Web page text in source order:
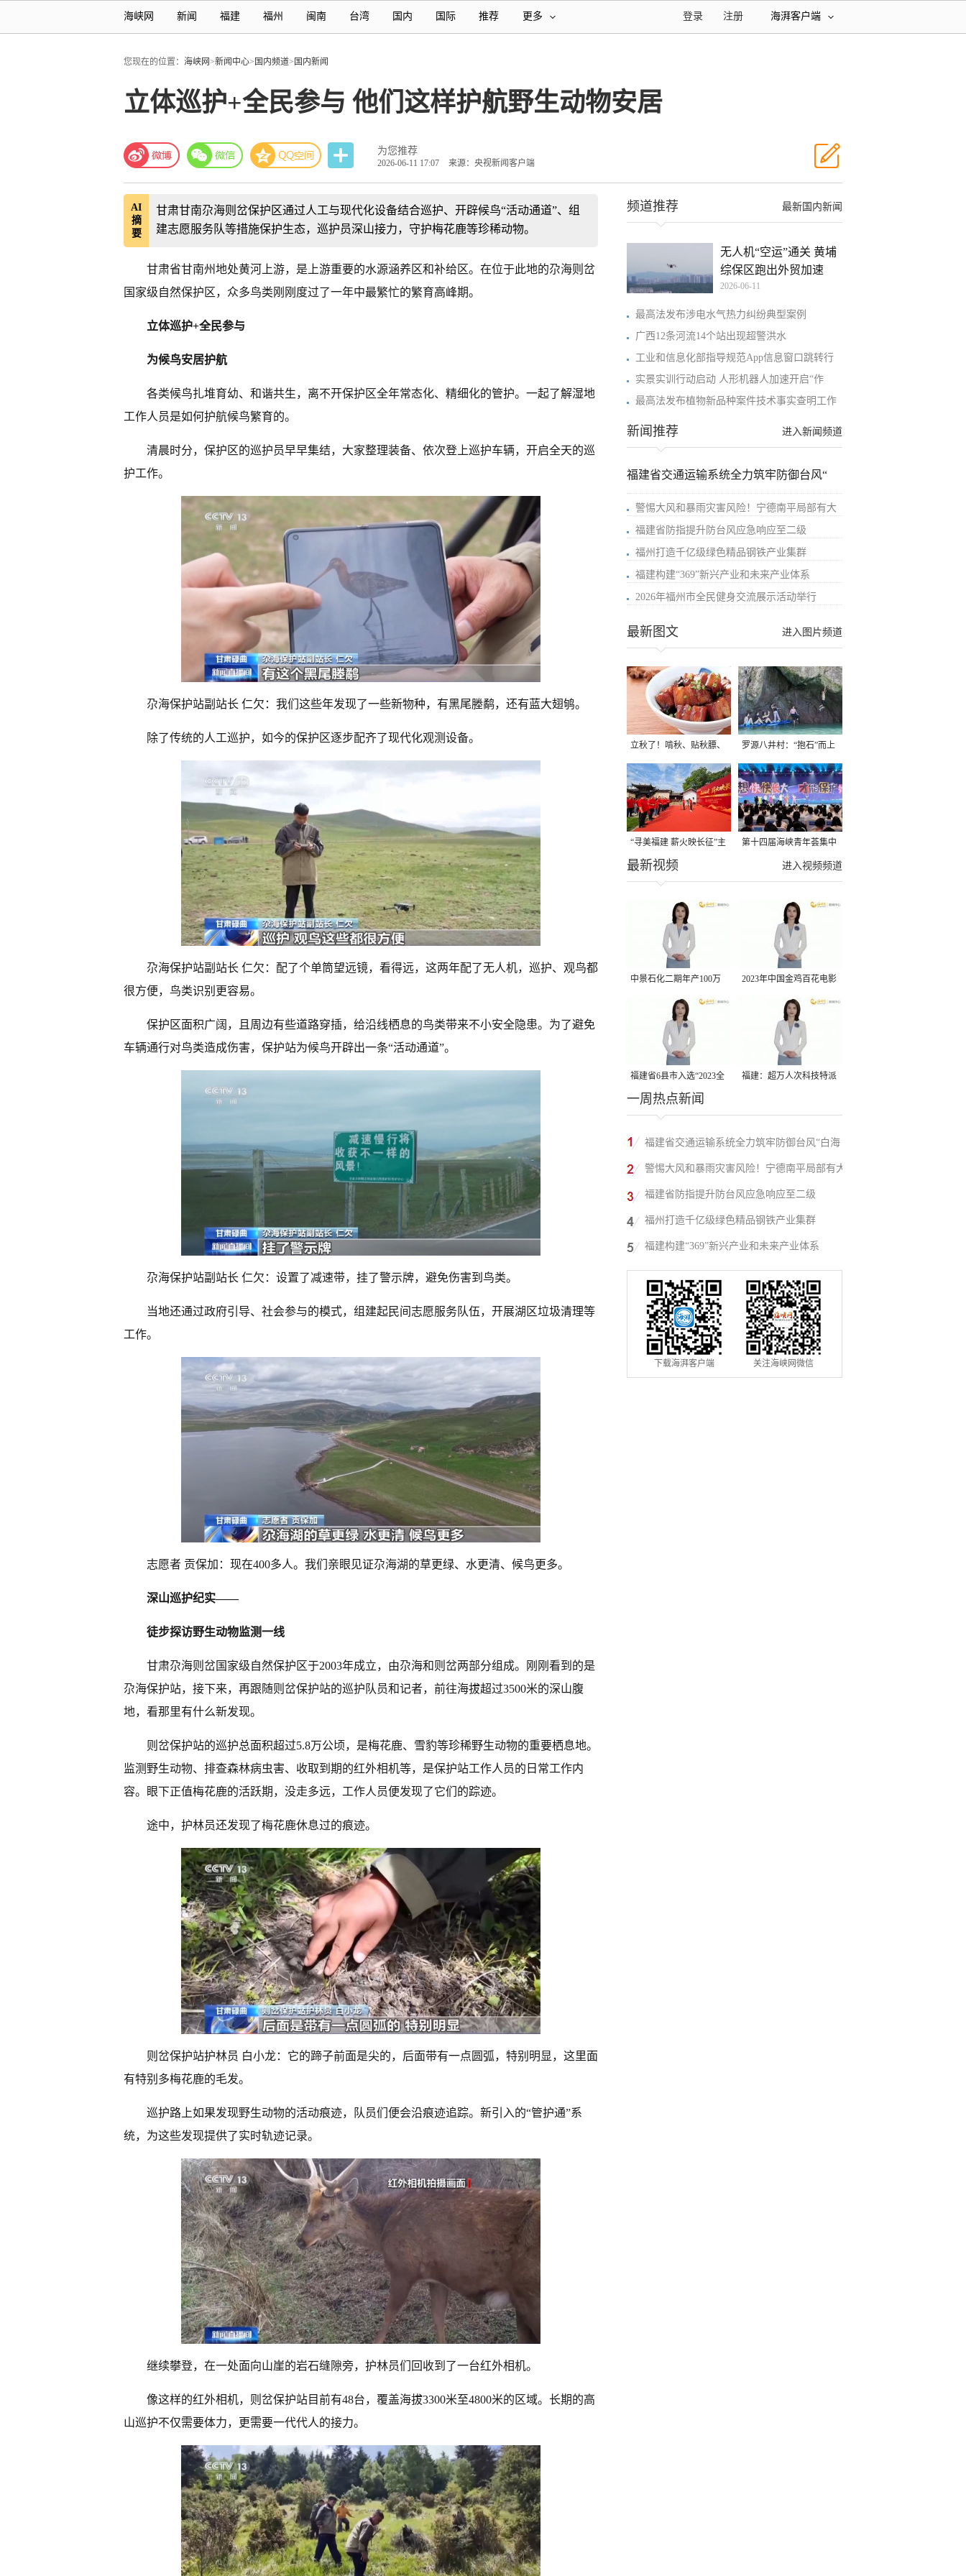
海峡网 新闻 福建 福州 闽南 台湾 国内 国际 推荐 更多 海湃客户端
注册
登录
您现在的位置： 海峡网>新闻中心> 国内频道> 国内新闻
立体巡护+全民参与 他们这样护航野生动物安居
为您推荐
2026-06-11 17:07 来源：央视新闻客户端
AI
摘
要
甘肃甘南尕海则岔保护区通过人工与现代化设备结合巡护、开辟候鸟“活动通道”、组
建志愿服务队等措施保护生态，巡护员深山接力，守护梅花鹿等珍稀动物。
甘肃省甘南州地处黄河上游，是上游重要的水源涵养区和补给区。在位于此地的尕海则岔
国家级自然保护区，众多鸟类刚刚度过了一年中最繁忙的繁育高峰期。
立体巡护+全民参与
为候鸟安居护航
各类候鸟扎堆育幼、和谐共生，离不开保护区全年常态化、精细化的管护。一起了解湿地
工作人员是如何护航候鸟繁育的。
清晨时分，保护区的巡护员早早集结，大家整理装备、依次登上巡护车辆，开启全天的巡
护工作。
尕海保护站副站长 仁欠：我们这些年发现了一些新物种，有黑尾塍鹬，还有蓝大翅鸲。
除了传统的人工巡护，如今的保护区逐步配齐了现代化观测设备。
尕海保护站副站长 仁欠：配了个单筒望远镜，看得远，这两年配了无人机，巡护、观鸟都
很方便，鸟类识别更容易。
保护区面积广阔，且周边有些道路穿插，给沿线栖息的鸟类带来不小安全隐患。为了避免
车辆通行对鸟类造成伤害，保护站为候鸟开辟出一条“活动通道”。
尕海保护站副站长 仁欠：设置了减速带，挂了警示牌，避免伤害到鸟类。
当地还通过政府引导、社会参与的模式，组建起民间志愿服务队伍，开展湖区垃圾清理等
工作。
志愿者 贡保加：现在400多人。我们亲眼见证尕海湖的草更绿、水更清、候鸟更多。
深山巡护纪实——
徒步探访野生动物监测一线
甘肃尕海则岔国家级自然保护区于2003年成立，由尕海和则岔两部分组成。刚刚看到的是
尕海保护站，接下来，再跟随则岔保护站的巡护队员和记者，前往海拔超过3500米的深山腹
地，看那里有什么新发现。
则岔保护站的巡护总面积超过5.8万公顷，是梅花鹿、雪豹等珍稀野生动物的重要栖息地。
监测野生动物、排查森林病虫害、收取到期的红外相机等，是保护站工作人员的日常工作内
容。眼下正值梅花鹿的活跃期，没走多远，工作人员便发现了它们的踪迹。
途中，护林员还发现了梅花鹿休息过的痕迹。
则岔保护站护林员 白小龙：它的蹄子前面是尖的，后面带有一点圆弧，特别明显，这里面
有特别多梅花鹿的毛发。
巡护路上如果发现野生动物的活动痕迹，队员们便会沿痕迹追踪。新引入的“管护通”系
统，为这些发现提供了实时轨迹记录。
继续攀登，在一处面向山崖的岩石缝隙旁，护林员们回收到了一台红外相机。
像这样的红外相机，则岔保护站目前有48台，覆盖海拔3300米至4800米的区域。长期的高
山巡护不仅需要体力，更需要一代代人的接力。
最新国内新闻
频道推荐
无人机“空运”通关 黄埔
综保区跑出外贸加速
2026-06-11
最高法发布涉电水气热力纠纷典型案例
广西12条河流14个站出现超警洪水
工业和信息化部指导规范App信息窗口跳转行
实景实训行动启动 人形机器人加速开启“作
最高法发布植物新品种案件技术事实查明工作
进入新闻频道
新闻推荐
福建省交通运输系统全力筑牢防御台风“
警惕大风和暴雨灾害风险！宁德南平局部有大
福建省防指提升防台风应急响应至二级
福州打造千亿级绿色精品钢铁产业集群
福建构建“369”新兴产业和未来产业体系
2026年福州市全民健身交流展示活动举行
进入图片频道
最新图文
立秋了！啃秋、贴秋膘、
晒秋，福建人这样过才够
味→
罗源八井村：“抱石”而上
“寻美福建 薪火映长征”主
题活动在龙岩长汀启动
第十四届海峡青年荟集中
阶段活动在福州举行
进入视频频道
最新视频
中景石化二期年产100万
吨丙烷脱氢项目建成中交
2023年中国金鸡百花电影
节有福电影巡展31日启动
福建省6县市入选“2023全
国县域发展潜力百强县”
福建：超万人次科技特派
一周热点新闻
福建省交通运输系统全力筑牢防御台风“白海
豚”防线
警惕大风和暴雨灾害风险！宁德南平局部有大
暴雨
福建省防指提升防台风应急响应至二级
福州打造千亿级绿色精品钢铁产业集群
福建构建“369”新兴产业和未来产业体系
下载海湃客户端 关注海峡网微信